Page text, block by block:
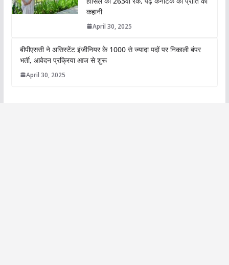
कहानी
April 30, 2025
बीपीएससी ने असिस्टेंट इंजीनियर के 1000 से ज्यादा पदों पर निकाली बंपर
भर्ती, आवेदन प्रक्रिया आज से शुरू
April 30, 2025